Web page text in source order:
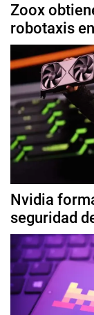
Zoox
robotaxis
Nvidia
seguridad